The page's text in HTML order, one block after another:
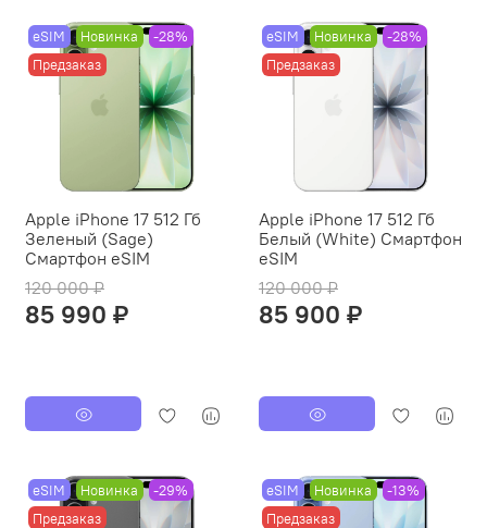
eSIM Новинка
-28%
Предзаказ
Apple iPhone 17 512 Гб
Зеленый (Sage)
Смартфон eSIM
120 000 ₽
85 990 ₽
eSIM Новинка
-28%
Предзаказ
Apple iPhone 17 512 Гб
Белый (White) Смартфон
eSIM
120 000 ₽
85 900 ₽
eSIM Новинка
-29%
Предзаказ
eSIM Новинка
-13%
Предзаказ